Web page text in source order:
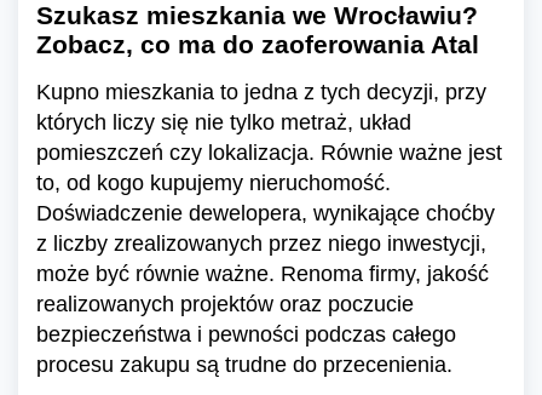
Szukasz mieszkania we Wrocławiu?
Zobacz, co ma do zaoferowania Atal
Kupno mieszkania to jedna z tych decyzji, przy
których liczy się nie tylko metraż, układ
pomieszczeń czy lokalizacja. Równie ważne jest
to, od kogo kupujemy nieruchomość.
Doświadczenie dewelopera, wynikające choćby
z liczby zrealizowanych przez niego inwestycji,
może być równie ważne. Renoma firmy, jakość
realizowanych projektów oraz poczucie
bezpieczeństwa i pewności podczas całego
procesu zakupu są trudne do przecenienia.